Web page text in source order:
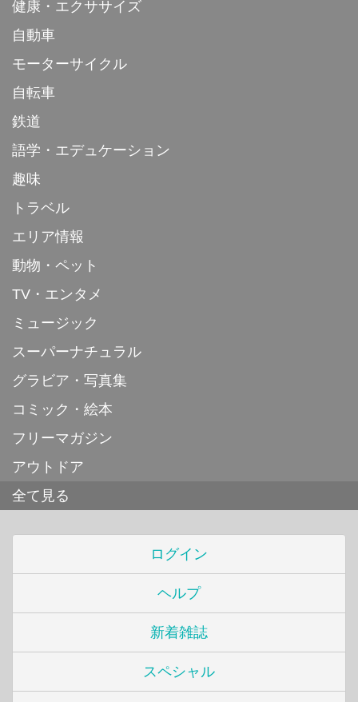
健康・エクササイズ
自動車
モーターサイクル
自転車
鉄道
語学・エデュケーション
趣味
トラベル
エリア情報
動物・ペット
TV・エンタメ
ミュージック
スーパーナチュラル
グラビア・写真集
コミック・絵本
フリーマガジン
アウトドア
全て見る
ログイン
ヘルプ
新着雑誌
スペシャル